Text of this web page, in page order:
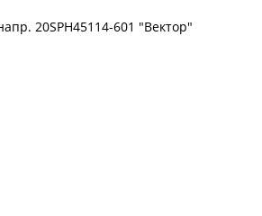
20SPH45114-601 "Вектор"